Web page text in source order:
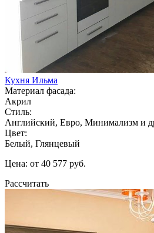
Кухня Ильма
Материал фасада:
Акрил
Стиль:
Английский, Евро, Минимализм и
Цвет:
Белый, Глянцевый
Цена: от 40 577 руб.
Рассчитать